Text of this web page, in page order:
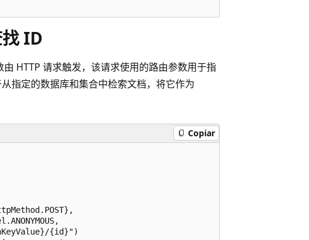
ID
HTTP 请求触发，该请求使用的路由参数用于指
指定的数据库和集合中检索文档，将它作为
Copiar
{id}")